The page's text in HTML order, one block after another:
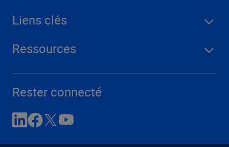
Liens clés
Ressources
Rester connecté